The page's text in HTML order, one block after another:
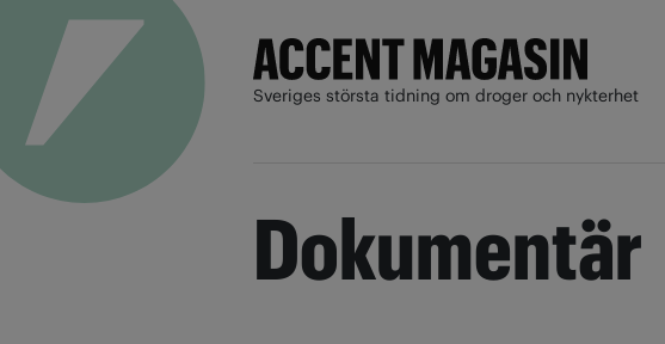
Sveriges största tidning om droger och nykterhet
Dokumentär